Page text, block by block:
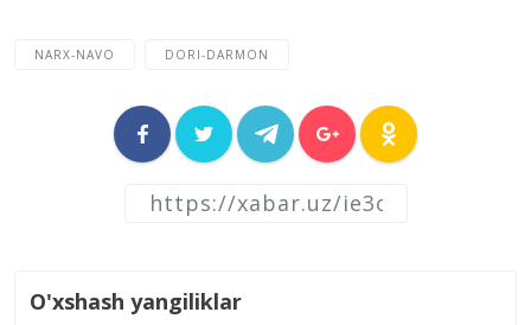
NARX-NAVO DORI-DARMON
O'xshash yangiliklar